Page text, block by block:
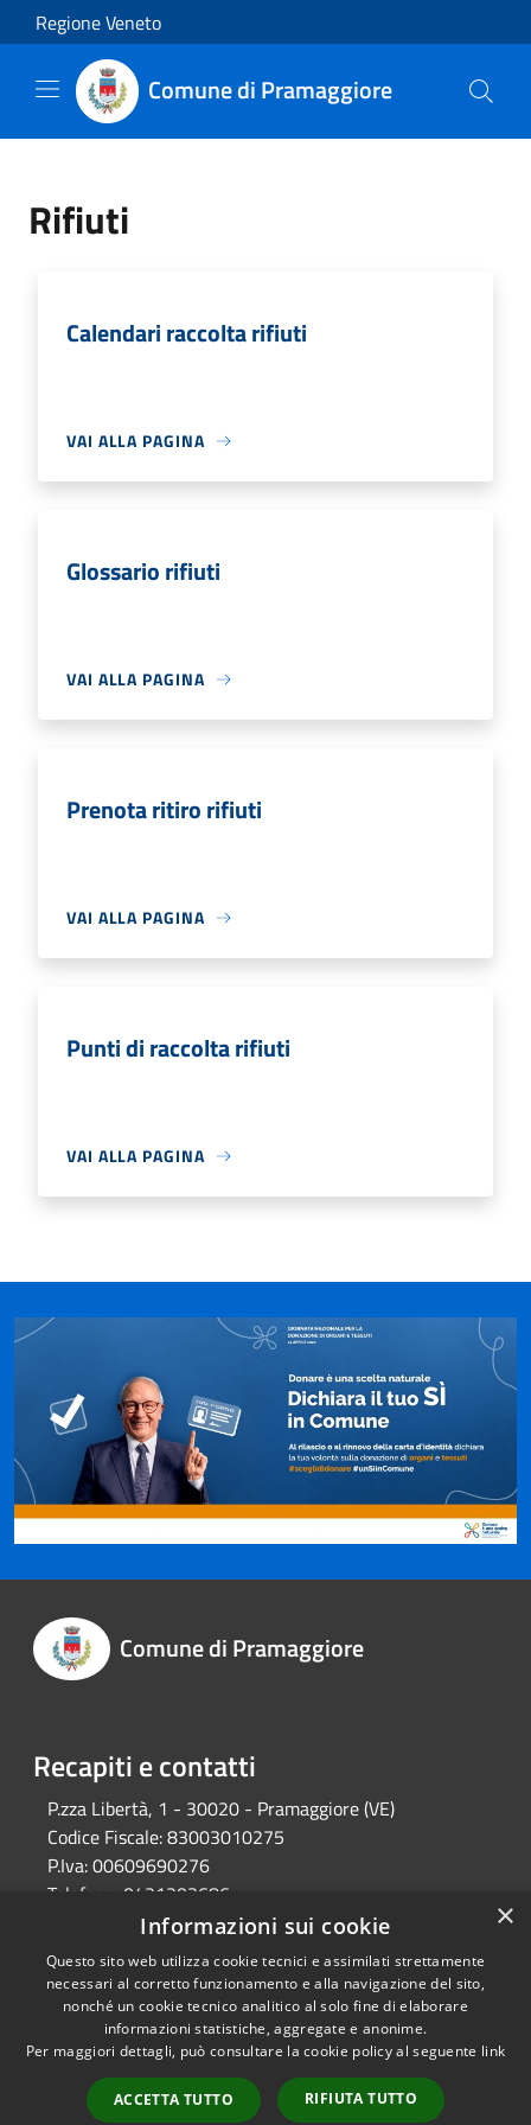
Salta al contenuto principale
Regione Veneto
Comune di Pramaggiore
Rifiuti
Calendari raccolta rifiuti
VAI ALLA PAGINA
Glossario rifiuti
VAI ALLA PAGINA
Prenota ritiro rifiuti
VAI ALLA PAGINA
Punti di raccolta rifiuti
VAI ALLA PAGINA
Comune di Pramaggiore
Recapiti e contatti
P.zza Libertà, 1 - 30020 - Pramaggiore (VE)
Codice Fiscale:83003010275
P.Iva:00609690276
Telefono: 0421203686
protocollo@comune.pramaggiore.ve.it
Pec:
protocollo.comune.pramaggiore.ve@pecveneto.it
Accessibilità
Copyright © 2026 • Comune di
Pramaggiore • Powered by
Municipium•
Accesso
×
Informazioni sui cookie
Questo sito web utilizza cookie tecnici e assimilati strettamente
necessari al corretto funzionamento e alla navigazione del sito,
nonché un cookie tecnico analitico al solo fine di elaborare
informazioni statistiche, aggregate e anonime.
Per maggiori dettagli, può consultare la cookie policy al seguente link
ACCETTA TUTTO RIFIUTA TUTTO